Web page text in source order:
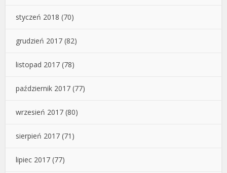
styczeń 2018 (70)
grudzień 2017 (82)
listopad 2017 (78)
październik 2017 (77)
wrzesień 2017 (80)
sierpień 2017 (71)
lipiec 2017 (77)